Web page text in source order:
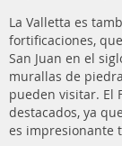
La Valletta es
fortificaciones,
San Juan en el
murallas de
pueden visitar. El
destacados, ya
es impresionante